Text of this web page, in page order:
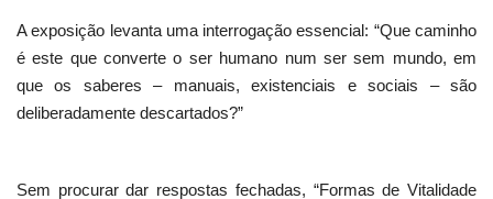
A exposição levanta uma interrogação essencial: “Que caminho
é este que converte o ser humano num ser sem mundo, em
que os saberes – manuais, existenciais e sociais – são
deliberadamente descartados?”
Sem procurar dar respostas fechadas, “Formas de Vitalidade